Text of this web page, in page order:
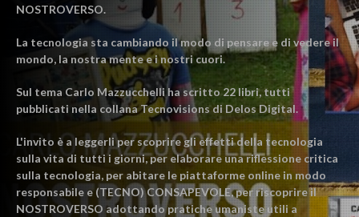
NOSTROVERSO.
La tecnologia sta cambiando il modo di pensare e di vedere il
mondo, la nostra mente e i nostri cuori.
Sul tema Carlo Mazzucchelli ha scritto 22 libri, tutti
pubblicati nella collana Tecnovisions di Delos Digital.
L'invito è a leggerli per scoprire gli effetti della tecnologia
sulla vita di tutti i giorni, per elaborare una riflessione critica
sulla tecnologia, per abitare le piattaforme online in modo
responsabile e (TECNO) CONSAPEVOLE, per riscoprire il
NOSTROVERSO adottando pratiche umaniste utili a